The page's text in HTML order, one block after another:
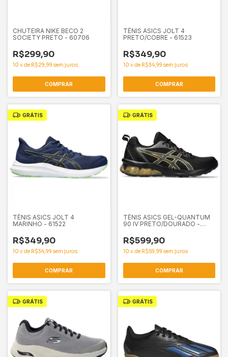
CHUTEIRA NIKE BECO 2
SOCIETY PRETO - 60706
R$299,90
10 x de R$29,99 sem juros
COMPRAR
TÊNIS ASICS JOLT 4
PRETO/COBRE - 61523
R$349,90
10 x de R$34,99 sem juros
COMPRAR
GRÁTIS
TÊNIS ASICS JOLT 4
MARINHO - 61522
R$349,90
10 xde R$34,99 sem juros
COMPRAR
GRÁTIS
TÊNIS ASICS GEL-QUANTUM
90 IV PRETO/DOURADO -
R$599,90
10 xde R$59,99 sem juros
COMPRAR
GRÁTIS GRÁTIS